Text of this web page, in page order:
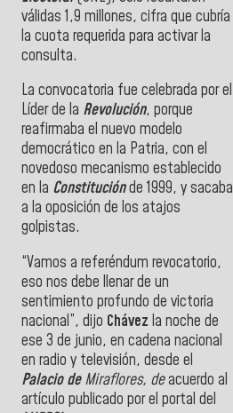
válidas 1,9 millones, cifra que cubría
la cuota requerida para activar la
consulta.
La convocatoria fue celebrada por el
Líder de la Revolución, porque
reafirmaba el nuevo modelo
democrático en la Patria, con el
novedoso mecanismo establecido
en la Constituciónde 1999, y sacaba
a la oposición de los atajos
golpistas.
“Vamos a referéndum revocatorio,
eso nos debe llenar de un
sentimiento profundo de victoria
nacional”, dijo Chávez la noche de
ese 3 de junio, en cadena nacional
en radio y televisión, desde el
Palacio de Miraflores, deacuerdo al
artículo publicado por el portal del